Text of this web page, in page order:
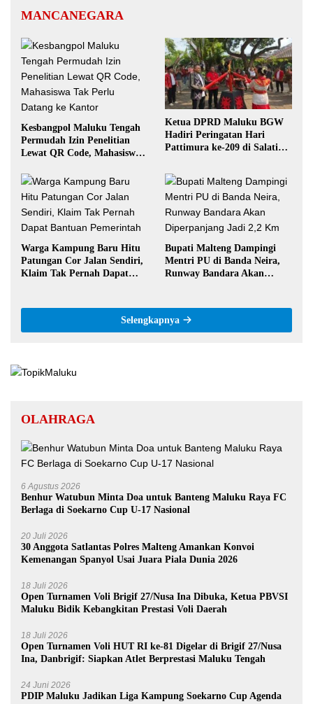
MANCANEGARA
Kesbangpol Maluku Tengah
Permudah Izin Penelitian
Lewat QR Code, Mahasiswa
Ketua DPRD Maluku BGW
Hadiri Peringatan Hari
Pattimura ke-209 di Salatiga,
Orang Basudara
Warga Kampung Baru Hitu
Patungan Cor Jalan Sendiri,
Klaim Tak Pernah Dapat
Bupati Malteng Dampingi
Mentri PU di Banda Neira,
Runway Bandara Akan
Selengkapnya
OLAHRAGA
6 Agustus 2026
Benhur Watubun Minta Doa untuk Banteng Maluku Raya FC
Berlaga di Soekarno Cup U-17 Nasional
20 Juli 2026
30 Anggota Satlantas Polres Malteng Amankan Konvoi
Kemenangan Spanyol Usai Juara Piala Dunia 2026
18 Juli 2026
Open Turnamen Voli Brigif 27/Nusa Ina Dibuka, Ketua PBVSI
Maluku Bidik Kebangkitan Prestasi Voli Daerah
18 Juli 2026
Open Turnamen Voli HUT RI ke-81 Digelar di Brigif 27/Nusa
Ina, Danbrigif: Siapkan Atlet Berprestasi Maluku Tengah
24 Juni 2026
PDIP Maluku Jadikan Liga Kampung Soekarno Cup Agenda